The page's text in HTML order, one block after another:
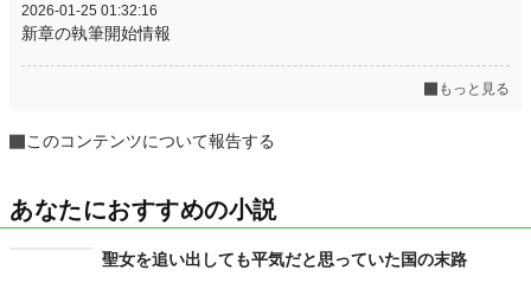
2026-01-25 01:32:16
新章の執筆開始情報
もっと見る
このコンテンツについて報告する
あなたにおすすめの小説
聖女を追い出しても平気だと思っていた国の末路